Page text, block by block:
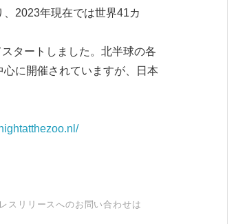
2023年現在では世界41カ
タートしました。北半球の各
に開催されていますが、日本
スリリースへのお問い合わせは